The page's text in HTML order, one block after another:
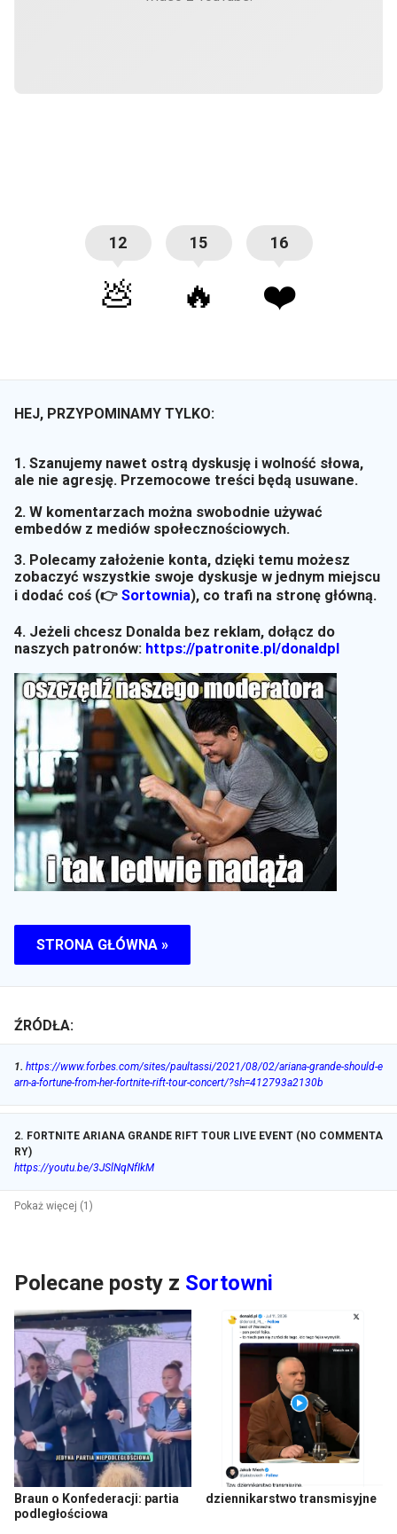
12
💩
15
🔥
16
❤️
HEJ, PRZYPOMINAMY TYLKO:
1. Szanujemy nawet ostrą dyskusję i wolność słowa,
ale nie agresję. Przemocowe treści będą usuwane.
2. W komentarzach można swobodnie używać
embedów z mediów społecznościowych.
3. Polecamy założenie konta, dzięki temu możesz
zobaczyć wszystkie swoje dyskusje w jednym miejscu
i dodać coś (👉 Sortownia), co trafi na stronę główną.
4. Jeżeli chcesz Donalda bez reklam, dołącz do
naszych patronów: https://patronite.pl/donaldpl
STRONA GŁÓWNA »
ŹRÓDŁA:
1. https://www.forbes.com/sites/paultassi/2021/08/02/ariana-grande-should-e
arn-a-fortune-from-her-fortnite-rift-tour-concert/?sh=412793a2130b
2. FORTNITE ARIANA GRANDE RIFT TOUR LIVE EVENT (NO COMMENTA
RY)
https://youtu.be/3JSlNqNfIkM
Pokaż więcej (1)
Polecane posty z Sortowni
Braun o Konfederacji: partia
podległościowa
dziennikarstwo transmisyjne